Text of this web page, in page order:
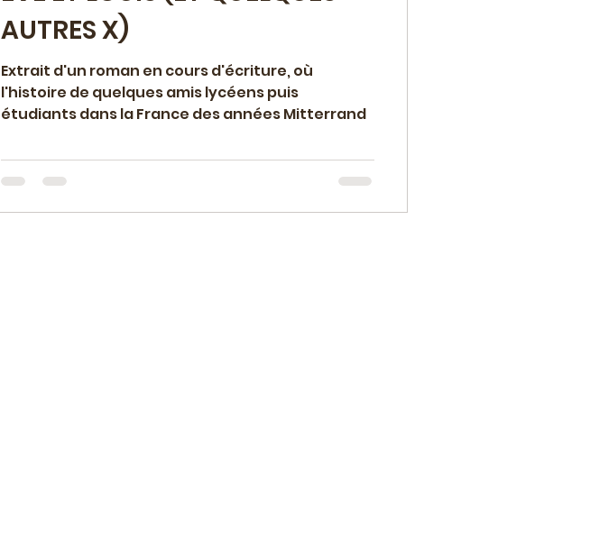
AUTRES X)
Extrait d'un roman en cours d'écriture, où
l'histoire de quelques amis lycéens puis
étudiants dans la France des années Mitterrand